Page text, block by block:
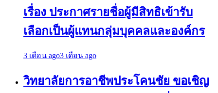
เรื่อง ประกาศรายชื่อผู้มีสิทธิเข้ารับ
เลือกเป็นผู้แทนกลุ่มบุคคลและองค์กร
3 เดือน ago3 เดือน ago
วิทยาลัยการอาชีพประโคนชัย ขอเชิญ